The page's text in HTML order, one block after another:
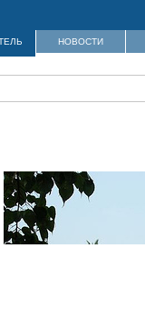
НОВОСТИ